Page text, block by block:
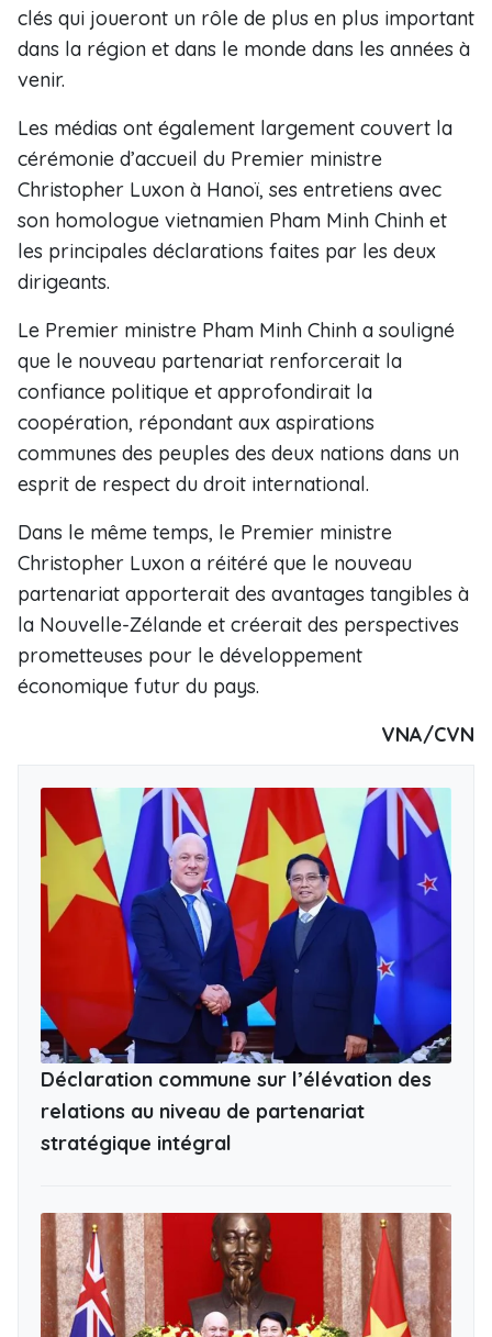
clés qui joueront un rôle de plus en plus important
dans la région et dans le monde dans les années à
venir.
Les médias ont également largement couvert la
cérémonie d’accueil du Premier ministre
Christopher Luxon à Hanoï, ses entretiens avec
son homologue vietnamien Pham Minh Chinh et
les principales déclarations faites par les deux
dirigeants.
Le Premier ministre Pham Minh Chinh a souligné
que le nouveau partenariat renforcerait la
confiance politique et approfondirait la
coopération, répondant aux aspirations
communes des peuples des deux nations dans un
esprit de respect du droit international.
Dans le même temps, le Premier ministre
Christopher Luxon a réitéré que le nouveau
partenariat apporterait des avantages tangibles à
la Nouvelle-Zélande et créerait des perspectives
prometteuses pour le développement
économique futur du pays.
VNA/CVN
Déclaration commune sur l’élévation des
relations au niveau de partenariat
stratégique intégral